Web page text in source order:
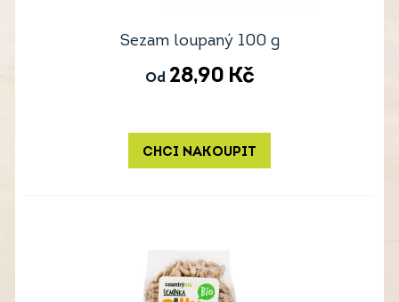
Sezam loupaný 100 g
Od 28,90 Kč
CHCI NAKOUPIT